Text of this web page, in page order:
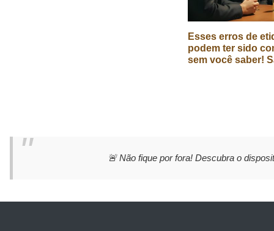
Esses erros de
podem ter sido
sem você saber!
🚨 Não fique por fora! Descubra o